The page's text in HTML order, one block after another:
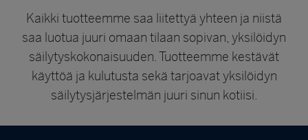
Kaikki tuotteemme saa liitettyä yhteen ja niistä
saa luotua juuri omaan tilaan sopivan, yksilöidyn
säilytyskokonaisuuden. Tuotteemme kestävät
käyttöä ja kulutusta sekä tarjoavat yksilöidyn
säilytysjärjestelmän juuri sinun kotiisi.